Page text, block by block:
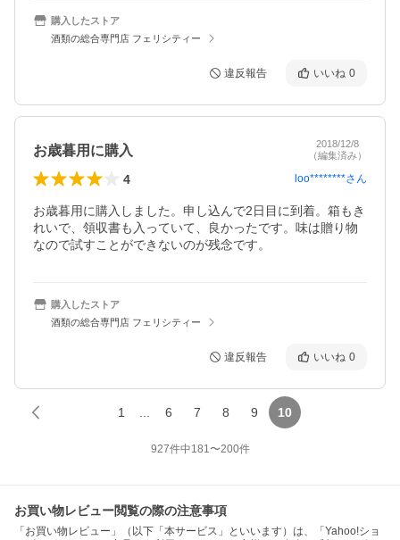
購入したストア
酒類の総合専門店 フェリシティー
違反報告 いいね 0
お歳暮用に購入
2018/12/8
（編集済み）
4 loo********さん
お歳暮用に購入しました。申し込んで2日目に到着。箱もき
れいで、領収書も入っていて、良かったです。味は贈り物
なので試すことができないのが残念です。
購入したストア
酒類の総合専門店 フェリシティー
違反報告 いいね 0
1 6 7 8 9 10
927件中181〜200件
お買い物レビュー閲覧の際の注意事項
「お買い物レビュー」（以下「本サービス」といいます）は、「Yahoo!ショ